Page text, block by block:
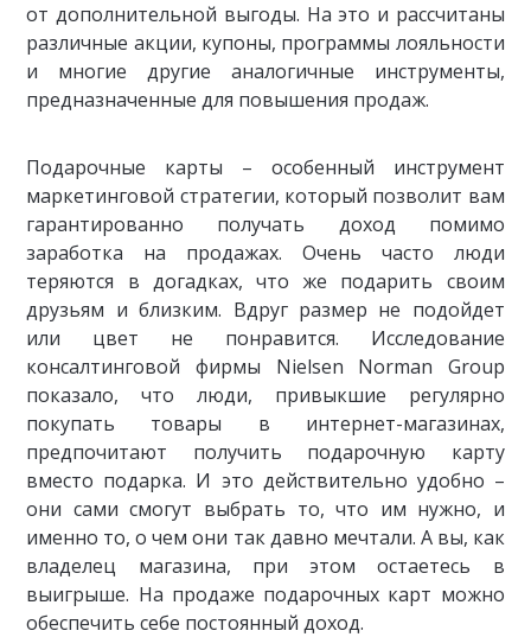
от дополнительной выгоды. На это и рассчитаны
различные акции, купоны, программы лояльности
и многие другие аналогичные инструменты,
предназначенные для повышения продаж.
Подарочные карты – особенный инструмент
маркетинговой стратегии, который позволит вам
гарантированно получать доход помимо
заработка на продажах. Очень часто люди
теряются в догадках, что же подарить своим
друзьям и близким. Вдруг размер не подойдет
или цвет не понравится. Исследование
консалтинговой фирмы Nielsen Norman Group
показало, что люди, привыкшие регулярно
покупать товары в интернет-магазинах,
предпочитают получить подарочную карту
вместо подарка. И это действительно удобно –
они сами смогут выбрать то, что им нужно, и
именно то, о чем они так давно мечтали. А вы, как
владелец магазина, при этом остаетесь в
выигрыше. На продаже подарочных карт можно
обеспечить себе постоянный доход.